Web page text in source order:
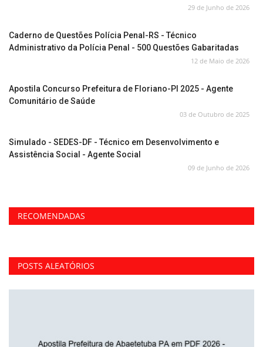
29 de Junho de 2026
Caderno de Questões Polícia Penal-RS - Técnico
Administrativo da Polícia Penal - 500 Questões Gabaritadas
12 de Maio de 2026
Apostila Concurso Prefeitura de Floriano-PI 2025 - Agente
Comunitário de Saúde
03 de Outubro de 2025
Simulado - SEDES-DF - Técnico em Desenvolvimento e
Assistência Social - Agente Social
09 de Junho de 2026
RECOMENDADAS
POSTS ALEATÓRIOS